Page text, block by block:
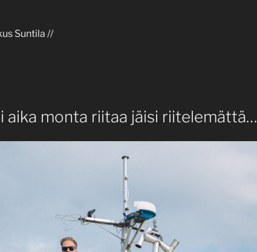
Suntila //
aika monta riitaa jäisi riitelemättä…